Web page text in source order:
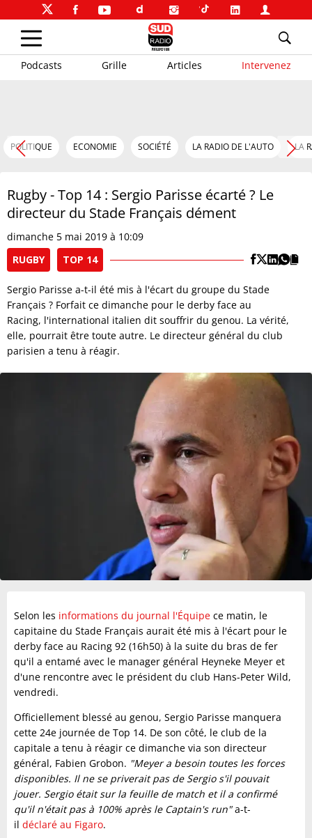
Podcasts Grille Articles Intervenez
POLITIQUE ECONOMIE SOCIÉTÉ LA RADIO DE L'AUTO LA
Rugby - Top 14 : Sergio Parisse écarté ? Le
directeur du Stade Français dément
dimanche 5 mai 2019 à 10:09
RUGBY
TOP 14
Sergio Parisse a-t-il été mis à l'écart du groupe du Stade
Français ? Forfait ce dimanche pour le derby face au
Racing, l'international italien dit souffrir du genou. La vérité,
elle, pourrait être toute autre. Le directeur général du club
parisien a tenu à réagir.
Selon les informations du journal l'Équipe ce matin, le
capitaine du Stade Français aurait été mis à l'écart pour le
derby face au Racing 92 (16h50) à la suite du bras de fer
qu'il a entamé avec le manager général Heyneke Meyer et
d'une rencontre avec le président du club Hans-Peter Wild,
vendredi.
Officiellement blessé au genou, Sergio Parisse manquera
cette 24e journée de Top 14. De son côté, le club de la
capitale a tenu à réagir ce dimanche via son directeur
général, Fabien Grobon. "Meyer a besoin toutes les forces
disponibles. Il ne se priverait pas de Sergio s'il pouvait
jouer. Sergio était sur la feuille de match et il a confirmé
qu'il n'était pas à 100% après le Captain's run"a-t-
il déclaré au Figaro.